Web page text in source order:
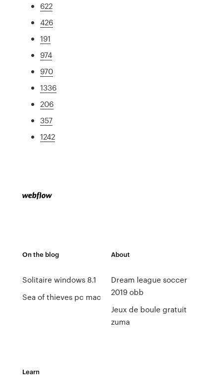
622
426
191
974
970
1336
206
357
1242
On the blog
Solitaire windows 8.1
Sea of thieves pc mac
About
Dream league soccer
2019 obb
Jeux de boule gratuit
zuma
Learn